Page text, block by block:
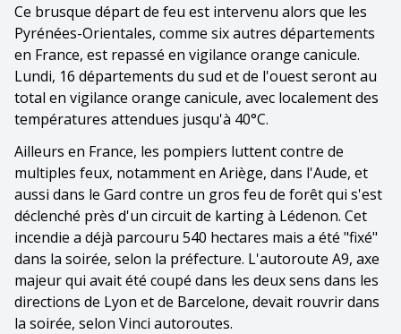
Ce brusque départ de feu est intervenu alors que les
Pyrénées-Orientales, comme six autres départements
en France, est repassé en vigilance orange canicule.
Lundi, 16 départements du sud et de l'ouest seront au
total en vigilance orange canicule, avec localement des
températures attendues jusqu'à 40°C.
Ailleurs en France, les pompiers luttent contre de
multiples feux, notamment en Ariège, dans l'Aude, et
aussi dans le Gard contre un gros feu de forêt qui s'est
déclenché près d'un circuit de karting à Lédenon. Cet
incendie a déjà parcouru 540 hectares mais a été "fixé"
dans la soirée, selon la préfecture. L'autoroute A9, axe
majeur qui avait été coupé dans les deux sens dans les
directions de Lyon et de Barcelone, devait rouvrir dans
la soirée, selon Vinci autoroutes.